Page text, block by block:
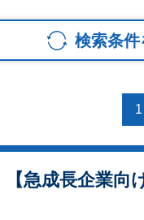
検索条件
1
急成長企業向